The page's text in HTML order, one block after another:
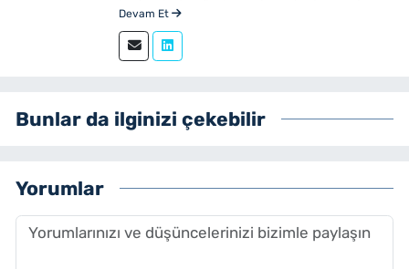
kariyerinde gündem, siyaset, ekonomi,
olmak üzere birçok alanda içerik üreten bir
gazetecidir. Ege Üniversitesi İletişim
olarak çalışmalarını sürdürmektedir.
Devam Et
Bunlar da ilginizi çekebilir
Yorumlar